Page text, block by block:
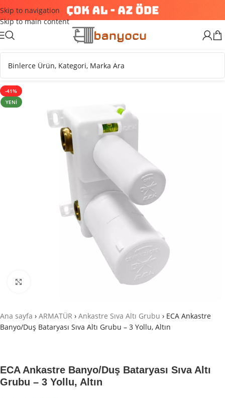
Skip to navigation
Skip to main content
-41%
YENI
Ana sayfa › ARMATÜR › Ankastre Sıva Altı Grubu › ECA Ankastre
Banyo/Duş Bataryası Sıva Altı Grubu – 3 Yollu, Altın
ECA Ankastre Banyo/Duş Bataryası Sıva Altı
Grubu – 3 Yollu, Altın